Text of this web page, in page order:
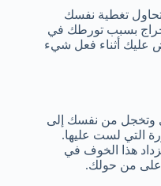
تغطية نفسك
بسبب تورطك في
عليك أثناء فعل شيء
وتخجل من نفسك إلى
التي لست عليها.
هذا الخوف في
على من حولك.